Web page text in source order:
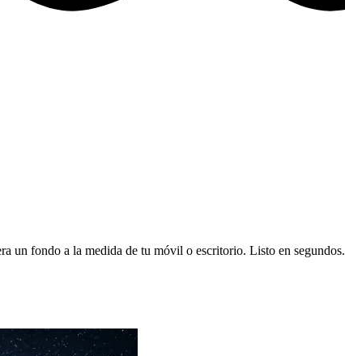
un fondo a la medida de tu móvil o escritorio. Listo en segundos.